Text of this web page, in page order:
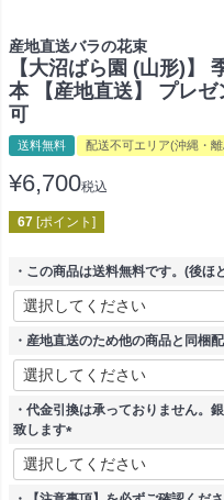
産地直送バラの花束
【大沼ばら園 (山形)】
本 【産地直送】 プレ
可
送料無料 配送不可エリア(沖縄・
¥6,700税込
67 [ポイント]
・この商品は送料無料です。(後ほ
・産地直送のため他の商品と同梱
・代金引換は承っておりません。
致します
(
必
須